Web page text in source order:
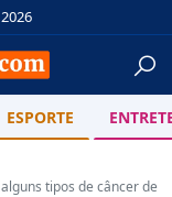
ESPORTE
tipos de câncer de